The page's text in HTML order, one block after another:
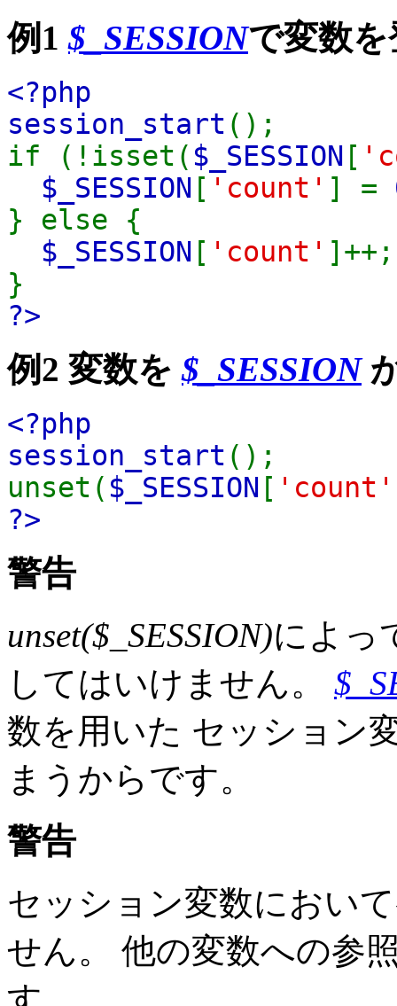
例1$_SESSIONで変数を
<?php
session_start ();
if (!isset( $_SESSION [
$_SESSION [ 'count' ] =
} else {
$_SESSION [ 'count' ]++;
}
?>
例2 変数を$_SESSION
<?php
session_start ();
unset( $_SESSION [ 'count'
?>
警告
unset($_SESSION)によっ
してはいけません。
数を用いた セッション
まうからです。
警告
セッション変数におい
せん。 他の変数への参
す。